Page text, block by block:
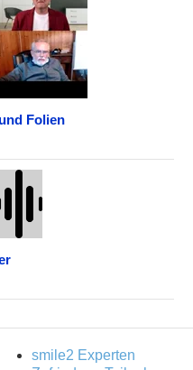
Folien
smile2 Experten